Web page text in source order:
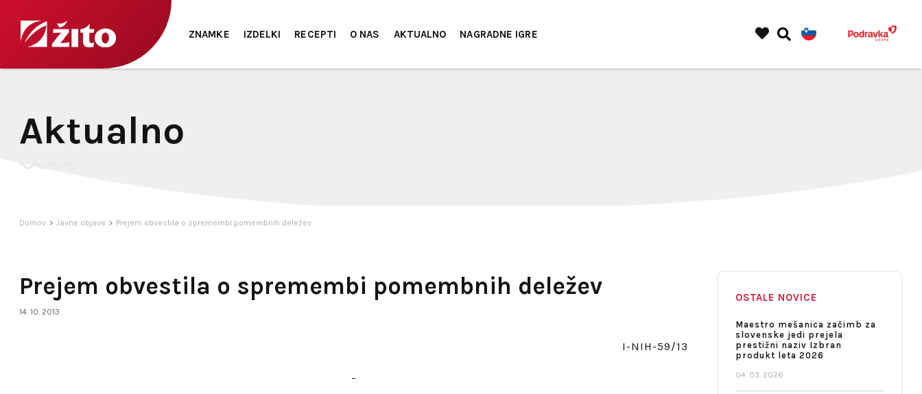
ZNAMKE IZDELKI RECEPTI O NAS AKTUALNO NAGRADNE IGRE
Aktualno
Domov Javne objave Prejem obvestila o spremembi pomembnih deležev
Prejem obvestila o spremembi pomembnih deležev
14. 10. 2013
I-NIH-59/13
OSTALE NOVICE
Maestro mešanica začimb za
slovenske jedi prejela
prestižni naziv Izbran
produkt leta 2026
04. 03. 2026